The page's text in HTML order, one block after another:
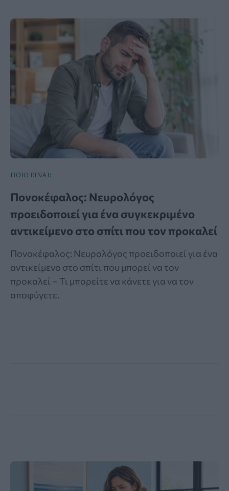
ΠΟΙΟ ΕΙΝΑΙ;
Πονοκέφαλος: Νευρολόγος
προειδοποιεί για ένα συγκεκριμένο
αντικείμενο στο σπίτι που τον προκαλεί
Πονοκέφαλος: Νευρολόγος προειδοποιεί για ένα
αντικείμενο στο σπίτι που μπορεί να τον
προκαλεί – Τι μπορείτε να κάνετε για να τον
αποφύγετε.